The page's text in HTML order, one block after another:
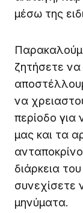
μέσω της
ζητήσετε
να
περίοδο
μας και τα
διάρκεια
συνεχίσετε
μηνύματα.